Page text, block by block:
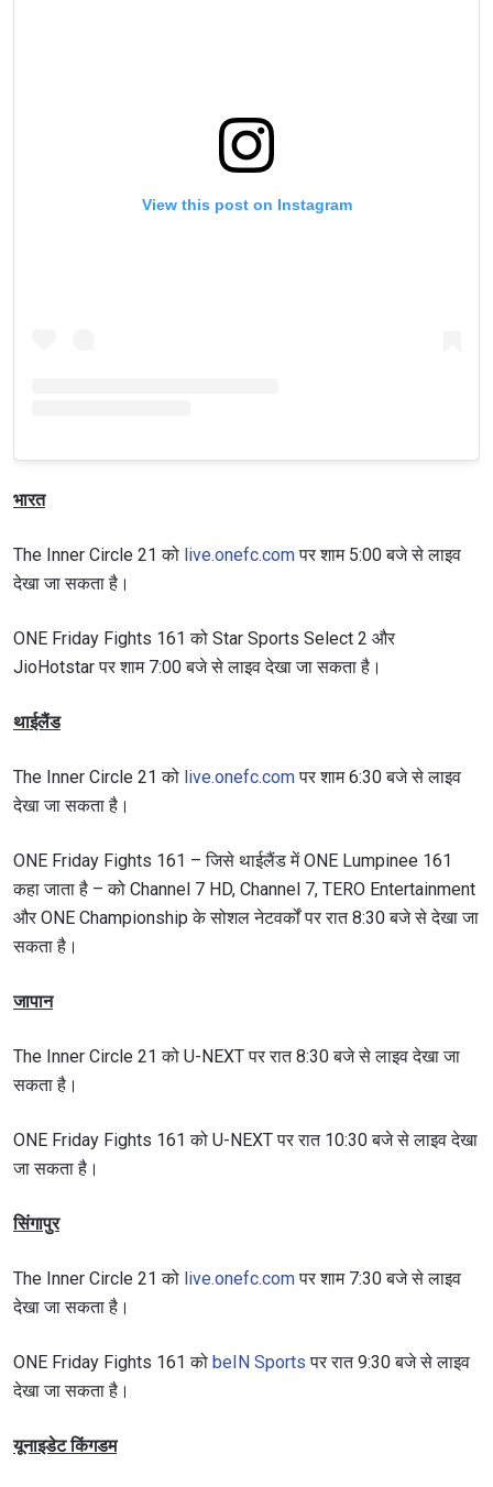
View this post on Instagram
भारत
The Inner Circle 21 को live.onefc.comपर शाम 5:00 बजे से लाइव
देखा जा सकता है।
ONE Friday Fights 161 को Star Sports Select 2 और
JioHotstar पर शाम 7:00 बजे से लाइव देखा जा सकता है।
थाईलैंड
The Inner Circle 21 को live.onefc.comपर शाम 6:30 बजे से लाइव
देखा जा सकता है।
ONE Friday Fights 161 – जिसे थाईलैंड में ONE Lumpinee 161
कहा जाता है – को Channel 7 HD, Channel 7, TERO Entertainment
और ONE Championship के सोशल नेटवर्कों पर रात 8:30 बजे से देखा जा
सकता है।
जापान
The Inner Circle 21 को U-NEXT पर रात 8:30 बजे से लाइव देखा जा
सकता है।
ONE Friday Fights 161 को U-NEXT पर रात 10:30 बजे से लाइव देखा
जा सकता है।
सिंगापुर
The Inner Circle 21 को live.onefc.comपर शाम 7:30 बजे से लाइव
देखा जा सकता है।
ONE Friday Fights 161 को beIN Sports पर रात 9:30 बजे से लाइव
देखा जा सकता है।
यूनाइडेट किंगडम